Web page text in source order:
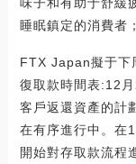
睡眠鎮定的消費者；
FTX Japan擬于下
復取款時間表:12
客戶返還資產的計
在有序進行中。在
開始對存取款流程